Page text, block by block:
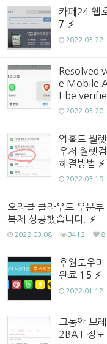
카페24 웹
7
2022.03.22
Resolved
e Mobile
t be
2022.03.20
업홀드 월
우저 월렛
해결방법
2022.03.19
오라클 클라우드 우분
복제 성공했습니다.
2022.03.08 3412 8
후원도우미
완료 15
2022.01.12
그동안 브
2BAT 정도